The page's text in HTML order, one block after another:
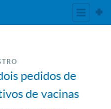
pedidos de
de vacinas